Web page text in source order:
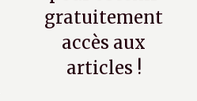
gratuitement
accès aux
articles !